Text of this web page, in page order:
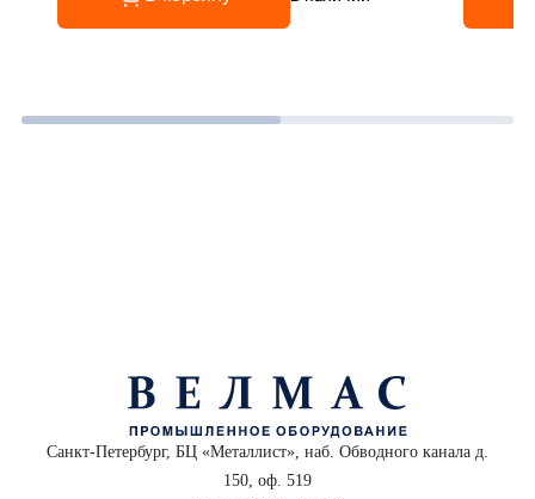
Санкт-Петербург, БЦ «Металлист», наб. Обводного канала д.
150, оф. 519